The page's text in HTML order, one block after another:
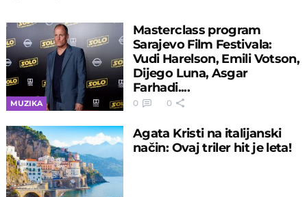
MUZIKA
Masterclass program
Sarajevo Film Festivala:
Vudi Harelson, Emili Votson,
Dijego Luna, Asgar
Farhadi....
0 0
Agata Kristi na italijanski
način: Ovaj triler hit je leta!